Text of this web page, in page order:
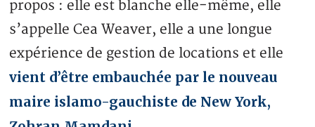
propos : elle est blanche elle-même, elle
s’appelle Cea Weaver, elle a une longue
expérience de gestion de locations et elle
vient d’être embauchée par le nouveau
maire islamo-gauchiste de New York,